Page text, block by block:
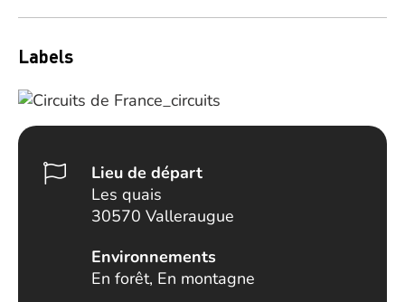
Labels
Lieu de départ
Les quais
30570 Valleraugue
Environnements
En forêt, En montagne